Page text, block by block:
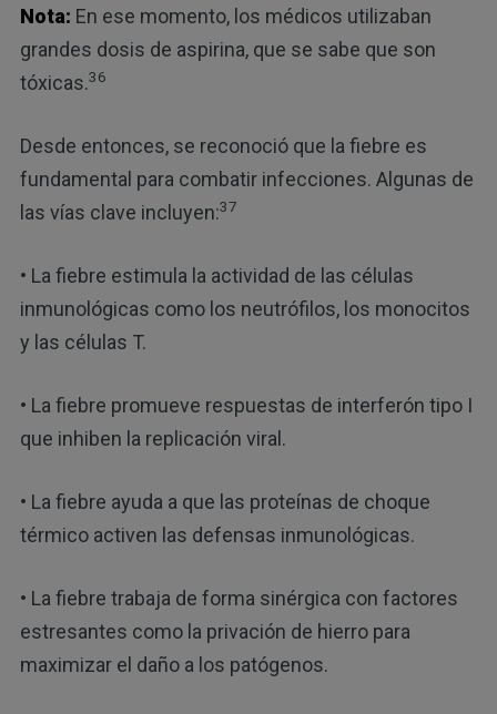
Nota: En ese momento, los médicos utilizaban
grandes dosis de aspirina, que se sabe que son
tóxicas.36
Desde entonces, se reconoció que la fiebre es
fundamental para combatir infecciones. Algunas de
las vías clave incluyen:37
• La fiebre estimula la actividad de las células
inmunológicas como los neutrófilos, los monocitos
y las células T.
• La fiebre promueve respuestas de interferón tipo I
que inhiben la replicación viral.
• La fiebre ayuda a que las proteínas de choque
térmico activen las defensas inmunológicas.
• La fiebre trabaja de forma sinérgica con factores
estresantes como la privación de hierro para
maximizar el daño a los patógenos.